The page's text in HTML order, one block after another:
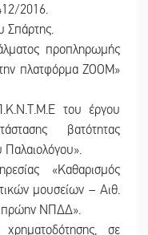
2016.
Σπάρτης.
προπληρωμής
πλατφόρμα ΖΟΟΜ»
του έργου
βατότητας
«Καθαρισμός
μουσείων – Αιθ.
πρώην ΝΠΔΔ».
σε